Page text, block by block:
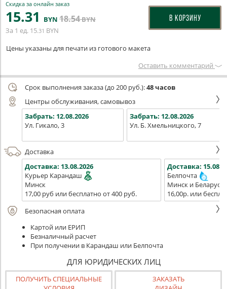
Скидка за онлайн заказ
15.31 BYN 18.54BYN
За 1 ед. 15.31 BYN
В КОРЗИНУ
Цены указаны для печати из готового макета
Оставить комментарий
Срок выполнения заказа (до 200 руб.):48 часов
Центры обслуживания, самовывоз
Забрать: 12.08.2026
Ул. Гикало, 3
Забрать: 12.08.2026
Ул. Б. Хмельницкого, 7
Доставка
Доставка: 13.08.2026
Курьер Карандаш
Минск
17,00 руб или бесплатно от 400 руб.
Доставка:
Белпочта
Минск и Беларусь
16,00р. или
Безопасная оплата
Картой или ЕРИП
Безналичный расчет
При получении в Карандаш или Белпочта
ДЛЯ ЮРИДИЧЕСКИХ ЛИЦ
ПОЛУЧИТЬ СПЕЦИАЛЬНЫЕ
ЗАКАЗАТЬ